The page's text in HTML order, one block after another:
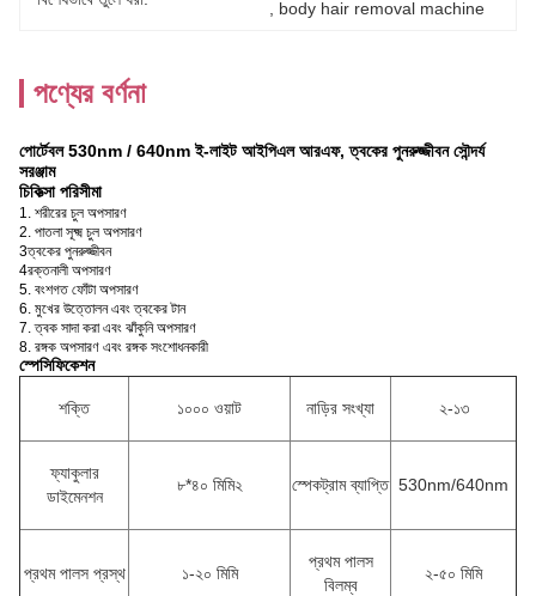
body hair removal machine
পণ্যের বর্ণনা
পোর্টেবল 530nm / 640nm ই-লাইট আইপিএল আরএফ, ত্বকের পুনরুজ্জীবন সৌন্দর্য
সরঞ্জাম
চিকিত্সা পরিসীমা
1. শরীরের চুল অপসারণ
2. পাতলা সূক্ষ্ম চুল অপসারণ
3ত্বকের পুনরুজ্জীবন
4রক্তনালী অপসারণ
5. বংশগত ফোঁটা অপসারণ
6. মুখের উত্তোলন এবং ত্বকের টান
7. ত্বক সাদা করা এবং ঝাঁকুনি অপসারণ
8. রঙ্গক অপসারণ এবং রঙ্গক সংশোধনকারী
স্পেসিফিকেশন
শক্তি ১০০০ ওয়াট নাড়ির সংখ্যা ২-১৩
ফ্যাকুলার
ডাইমেনশন
৮*৪০ মিমি২ স্পেকট্রাম ব্যাপ্তি 530nm/640nm
প্রথম পালস প্রস্থ ১-২০ মিমি
প্রথম পালস
বিলম্ব
২-৫০ মিমি